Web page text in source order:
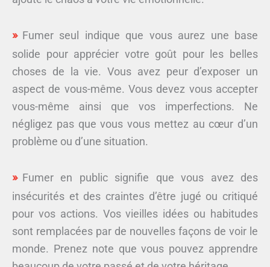
Fumer seul indique que vous aurez une base
solide pour apprécier votre goût pour les belles
choses de la vie. Vous avez peur d’exposer un
aspect de vous-même. Vous devez vous accepter
vous-même ainsi que vos imperfections. Ne
négligez pas que vous vous mettez au cœur d’un
problème ou d’une situation.
Fumer en public signifie que vous avez des
insécurités et des craintes d’être jugé ou critiqué
pour vos actions. Vos vieilles idées ou habitudes
sont remplacées par de nouvelles façons de voir le
monde. Prenez note que vous pouvez apprendre